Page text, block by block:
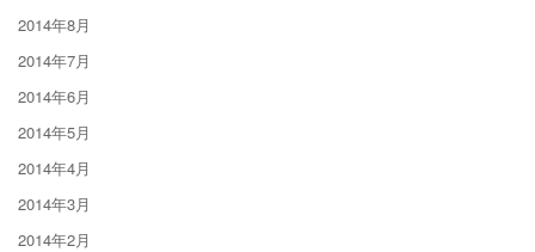
2014年8月
2014年7月
2014年6月
2014年5月
2014年4月
2014年3月
2014年2月